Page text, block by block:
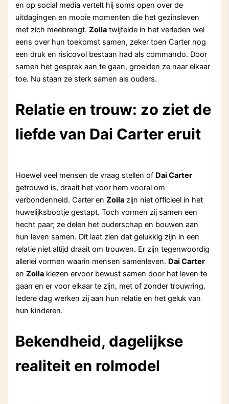
en op social media vertelt hij soms open over de
uitdagingen en mooie momenten die het gezinsleven
met zich meebrengt.Zoila twijfelde in het verleden wel
eens over hun toekomst samen, zeker toen Carter nog
een druk en risicovol bestaan had als commando. Door
samen het gesprek aan te gaan, groeiden ze naar elkaar
toe. Nu staan ze sterk samen als ouders.
Relatie en trouw: zo ziet de
liefde van Dai Carter eruit
Hoewel veel mensen de vraag stellen of Dai Carter
getrouwd is, draait het voor hem vooral om
verbondenheid. Carter enZoila zijn niet officieel in het
huwelijksbootje gestapt. Toch vormen zij samen een
hecht paar; ze delen het ouderschap en bouwen aan
hun leven samen. Dit laat zien dat gelukkig zijn in een
relatie niet altijd draait om trouwen. Er zijn tegenwoordig
allerlei vormen waarin mensen samenleven. Dai Carter
enZoila kiezen ervoor bewust samen door het leven te
gaan en er voor elkaar te zijn, met of zonder trouwring.
Iedere dag werken zij aan hun relatie en het geluk van
hun kinderen.
Bekendheid, dagelijkse
realiteit en rolmodel